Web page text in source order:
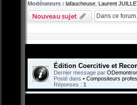
Modérateurs : lafaucheuse,Laurent
Nouveau sujet
Édition Coercitive et
Dernier message par
Posté dans • Compositeurs
Réponses : 1